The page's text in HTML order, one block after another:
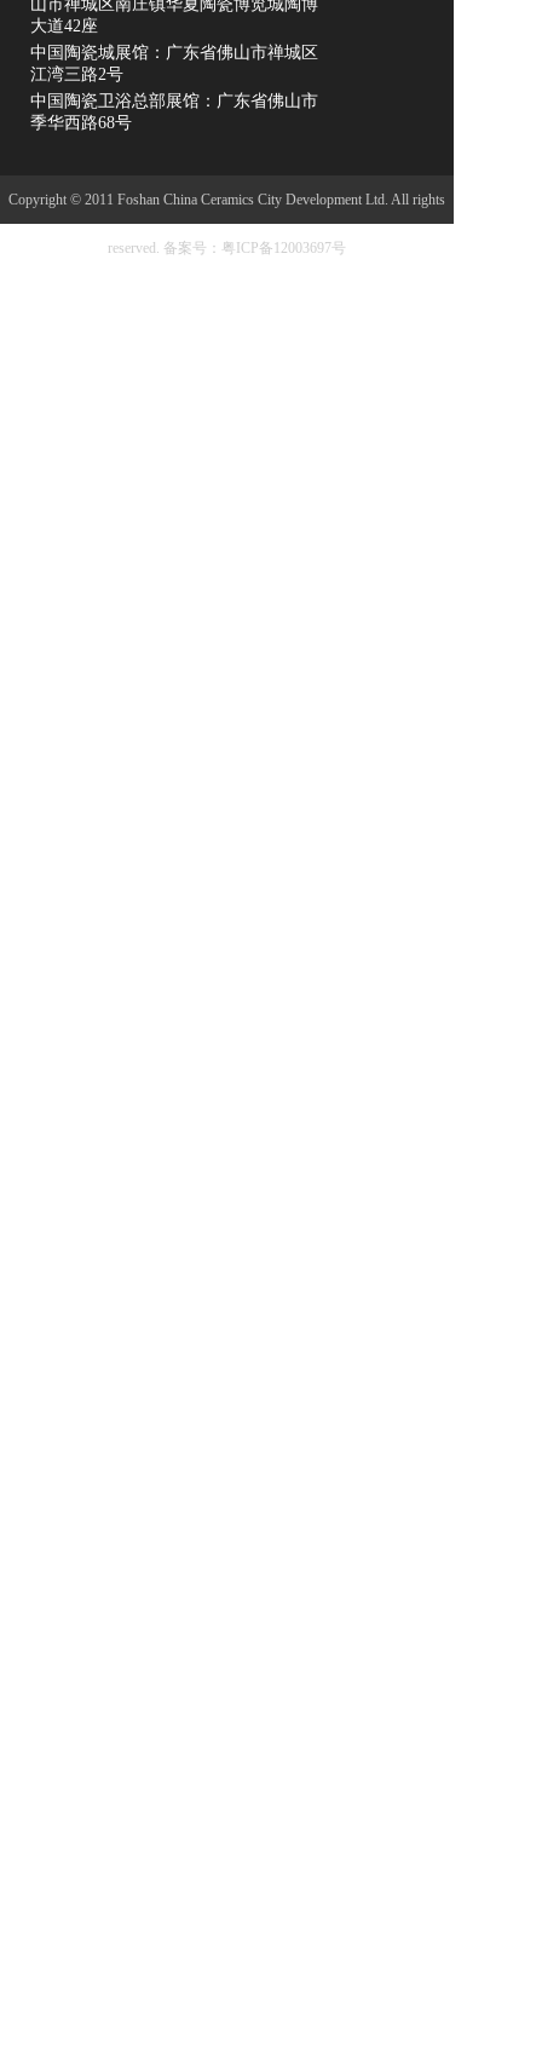
山市禅城区南庄镇华夏陶瓷博览城陶博
大道42座
中国陶瓷城展馆：广东省佛山市禅城区
江湾三路2号
中国陶瓷卫浴总部展馆：广东省佛山市
季华西路68号
Copyright © 2011 Foshan China Ceramics City Development Ltd. All rights
reserved. 备案号：粤ICP备12003697号